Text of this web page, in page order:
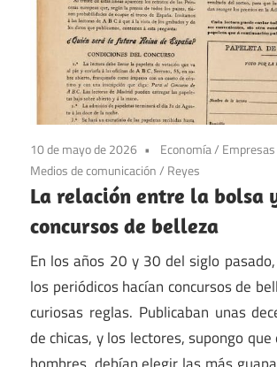
10 de mayo de 2026 Economía/ Empresas
Medios de comunicación/ Reyes
La relación entre la bolsa
concursos de belleza
En los años 20 y 30 del siglo
los periódicos hacían concursos de
curiosas reglas. Publicaban unas
de chicas, y los lectores, supongo